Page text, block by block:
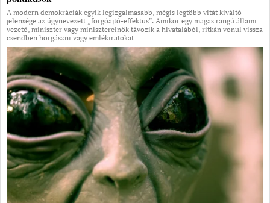
A modern demokráciák egyik legizgalmasabb, mégis legtöbb vitát kiváltó
jelensége az úgynevezett „forgóajtó-effektus”. Amikor egy magas rangú állami
vezető, miniszter vagy miniszterelnök távozik a hivatalából, ritkán vonul vissza
csendben horgászni vagy emlékiratokat